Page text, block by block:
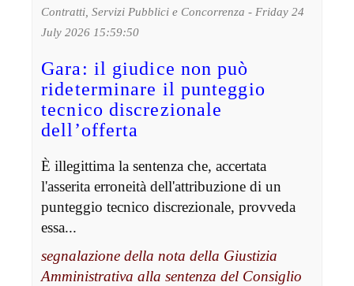
Contratti, Servizi Pubblici e Concorrenza - Friday 24
July 2026 15:59:50
Gara: il giudice non può
rideterminare il punteggio
tecnico discrezionale
dell’offerta
È illegittima la sentenza che, accertata
l'asserita erroneità dell'attribuzione di un
punteggio tecnico discrezionale, provveda
essa...
segnalazione della nota della Giustizia
Amministrativa alla sentenza del Consiglio